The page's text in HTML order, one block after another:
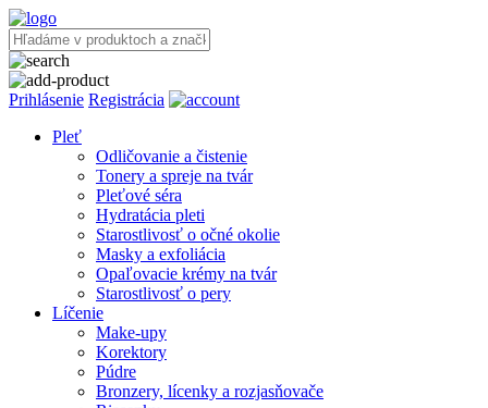
Prihlásenie Registrácia
Pleť
Odličovanie a čistenie
Tonery a spreje na tvár
Pleťové séra
Hydratácia pleti
Starostlivosť o očné okolie
Masky a exfoliácia
Opaľovacie krémy na tvár
Starostlivosť o pery
Líčenie
Make-upy
Korektory
Púdre
Bronzery, lícenky a rozjasňovače